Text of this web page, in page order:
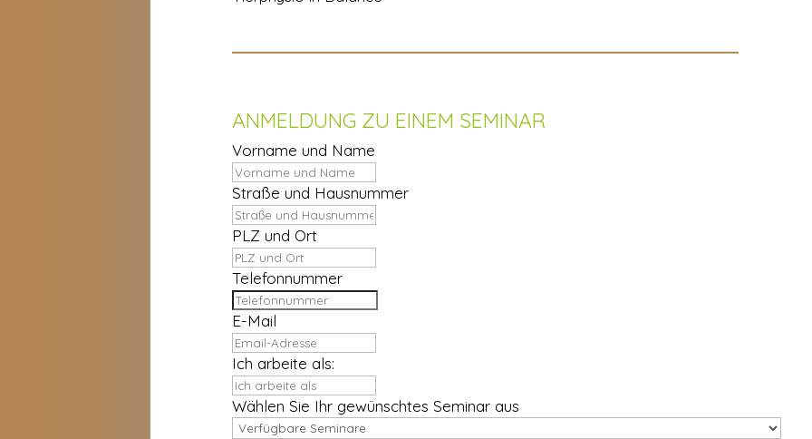
ANMELDUNG ZU EINEM SEMINAR
Vorname und Name
Straße und Hausnummer
PLZ und Ort
Telefonnummer
E-Mail
Ich arbeite als:
Wählen Sie Ihr gewünschtes Seminar aus